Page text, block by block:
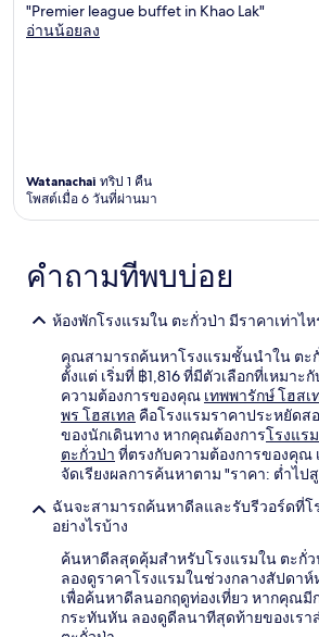
"Premier league buffet in Khao Lak"
อ่านน้อยลง
Watanachai ทริป 1 คืน
โพสต์เมื่อ 6 วันที่ผ่านมา
คำถามที่พบบ่อย
ห้องพักโรงแรมใน ตะกั่วป่า มีราคาเท่าไห
คุณสามารถค้นหาโรงแรมชั้นนำใน ตะ
ตั้งแต่ เริ่มที่ ฿1,816 ที่มีตัวเลือกที่เหมา
ความต้องการของคุณ เทพพารักษ์ โฮสเ
พร โฮสเทล คือโรงแรมราคาประหยัดส
ของนักเดินทาง หากคุณต้องการโรงแร
ตะกั่วป่า ที่ตรงกับความต้องการของคุณ
จัดเรียงผลการค้นหาตาม "ราคา: ต่ำไป
ฉันจะสามารถค้นหาดีลและรับรีวอร์ดที่โ
อย่างไรบ้าง
ค้นหาดีลสุดคุ้มสำหรับโรงแรมใน ตะกั่ว
ลองดูราคาโรงแรมในช่วงกลางสัปดาห์
เพื่อค้นหาดีลนอกฤดูท่องเที่ยว หากคุณมี
กระทันหัน ลองดูดีลนาทีสุดท้ายของเรา